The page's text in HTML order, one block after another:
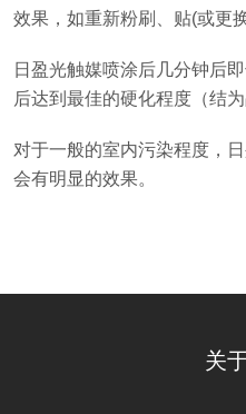
效果，如重新粉刷、贴(或更
日盈光触媒喷涂后几分钟后
后达到最佳的硬化程度（结为
对于一般的室内污染程度，
会有明显的效果。
关